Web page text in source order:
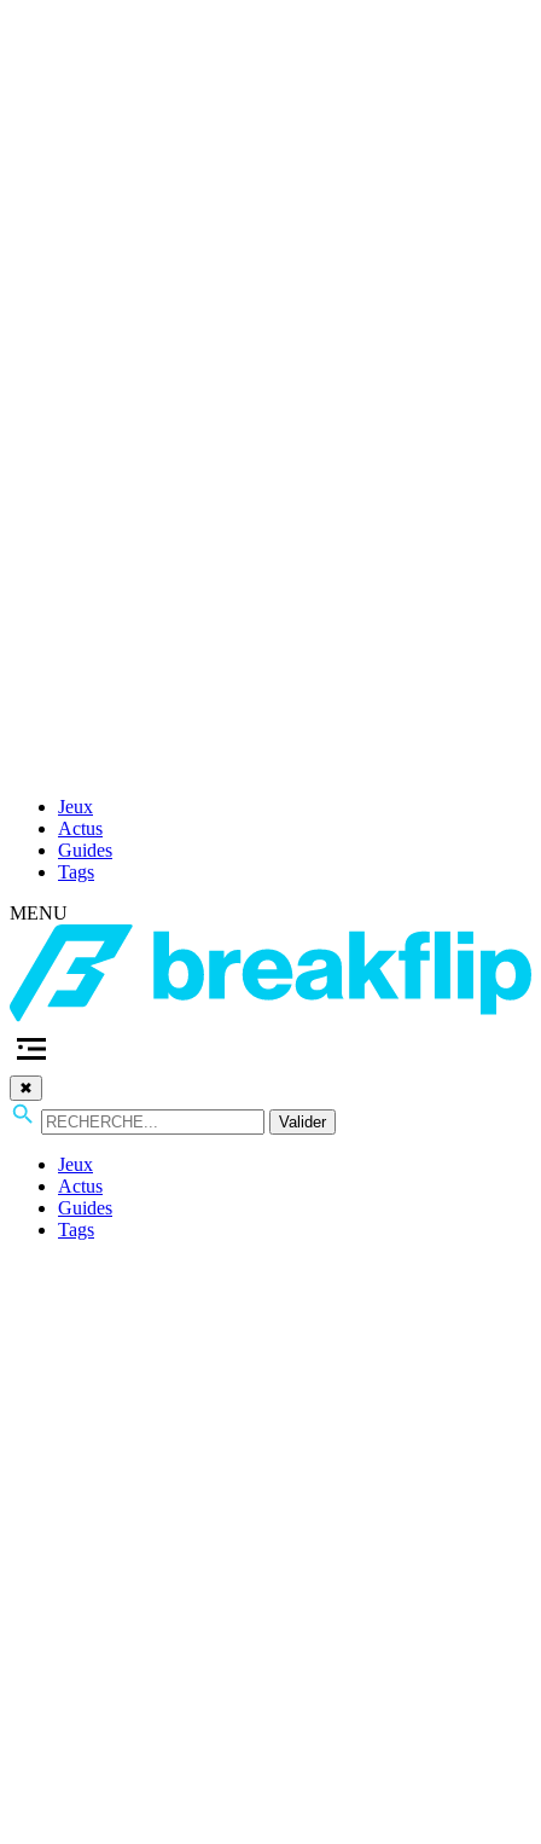
Jeux
Actus
Guides
Tags
MENU
✖
Valider
Jeux
Actus
Guides
Tags